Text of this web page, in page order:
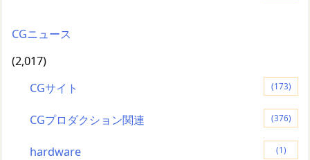
CGニュース
(2,017)
CGサイト
(173)
CGプロダクション関連 (376)
hardware (1)